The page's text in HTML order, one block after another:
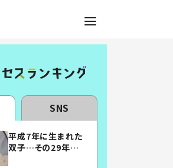
SNS
平成7年に生まれた
双子…その29年後